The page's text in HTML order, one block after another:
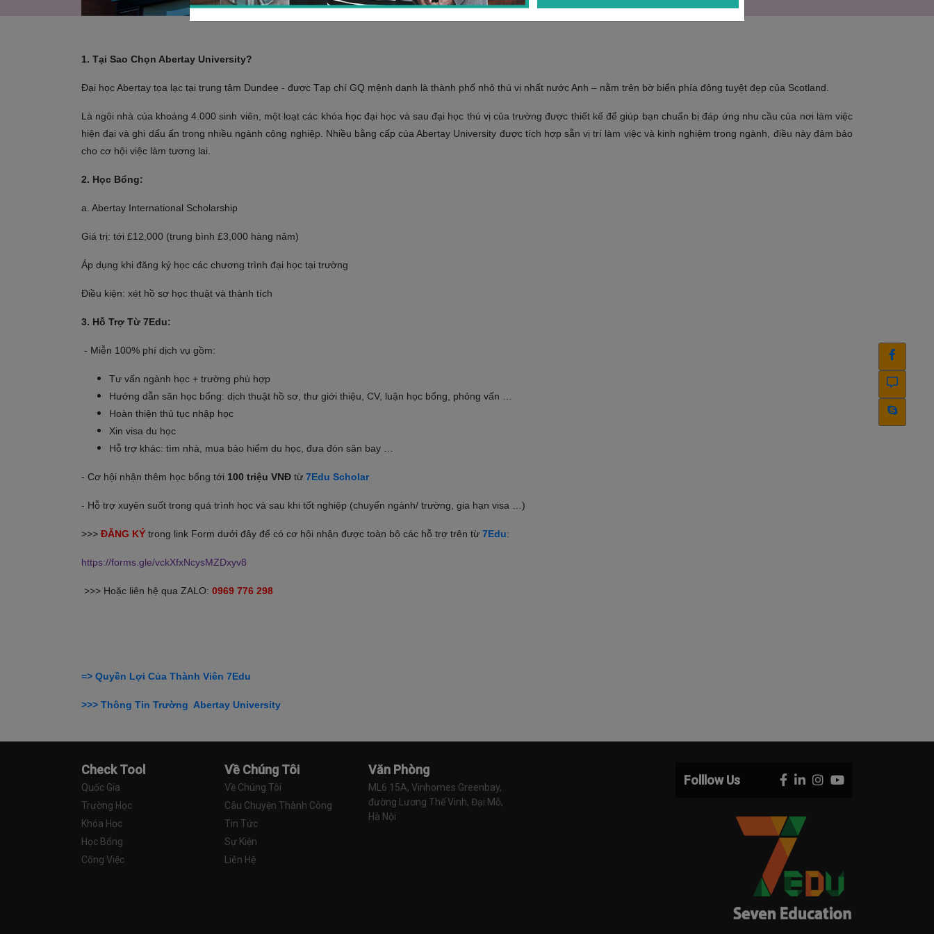
1. Tại Sao Chọn Abertay University?
Đại họcAbertay tọa lạc tại trung tâm Dundee - được Tạp chí GQ mệnh danh là thành phố nhỏ thú vị nhất nước Anh – nằm trên bờ biển phía đông tuyệt đẹp của Scotland.
Là ngôi nhà của khoảng 4.000 sinh viên, một loạt các khóa học đại học và sau đại học thú vị của trường được thiết kế để giúp bạn chuẩn bị đáp ứng nhu cầu của nơi làm việc
hiện đại và ghi dấu ấn trong nhiều ngành công nghiệp. Nhiều bằng cấp của Abertay University được tích hợp sẵn vị trí làm việc và kinh nghiệm trong ngành, điều này đảm bảo
cho cơ hội việc làm tương lai.
2. Học Bổng:
a. Abertay International Scholarship
Giá trị: tới £12,000 (trung bình £3,000 hàng năm)
Áp dụng khi đăng ký học các chương trình đại học tại trường
Điều kiện: xét hồ sơ học thuật và thành tích
3. Hỗ Trợ Từ 7Edu:
- Miễn 100% phí dịch vụ gồm:
Tư vấn ngành học + trường phù hợp
Hướng dẫn săn học bổng: dịch thuật hồ sơ, thư giới thiệu, CV, luận học bổng, phỏng vấn …
Hoàn thiện thủ tục nhập học
Xin visa du học
Hỗ trợ khác: tìm nhà, mua bảo hiểm du học, đưa đón sân bay …
- Cơ hội nhận thêm học bổng tới 100 triệu VNĐ từ 7Edu Scholar
- Hỗ trợ xuyên suốt trong quá trình học và sau khi tốt nghiệp (chuyển ngành/ trường, gia hạn visa …)
>>> ĐĂNG KÝ trong link Form dưới đây để có cơ hội nhận được toàn bộ các hỗ trợ trên từ 7Edu:
https://forms.gle/vckXfxNcysMZDxyv8
>>> Hoặc liên hệ qua ZALO: 0969 776 298
=> Quyền Lợi Của Thành Viên 7Edu
>>> Thông Tin Trường Abertay University
Check Tool
Quốc Gia
Trường Học
Khóa Học
Học Bổng
Công Việc
Về Chúng Tôi
Về Chúng Tôi
Câu Chuyện Thành Công
Tin Tức
Sự Kiện
Liên Hệ
Văn Phòng
ML6 15A, Vinhomes Greenbay,
đường Lương Thế Vinh, Đại Mỗ,
Hà Nội
Folllow Us